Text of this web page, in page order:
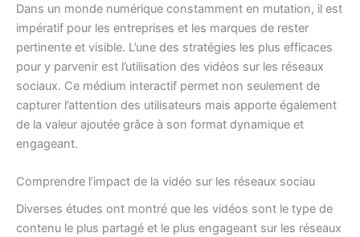
Dans un monde numérique constamment en mutation, il est
impératif pour les entreprises et les marques de rester
pertinente et visible. L’une des stratégies les plus efficaces
pour y parvenir est l’utilisation des vidéos sur les réseaux
sociaux. Ce médium interactif permet non seulement de
capturer l’attention des utilisateurs mais apporte également
de la valeur ajoutée grâce à son format dynamique et
engageant.
Comprendre l’impact de la vidéo sur les réseaux sociau
Diverses études ont montré que les vidéos sont le type de
contenu le plus partagé et le plus engageant sur les réseaux